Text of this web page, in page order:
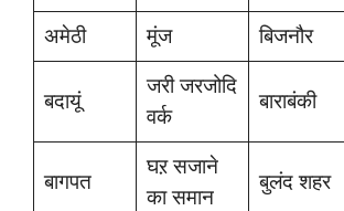
अमेठी मूंज बिजनौर
बदायूं
जरी जरजोदि
वर्क
बाराबंकी
बागपत
घऱ सजाने
का समान
बुलंद शहर